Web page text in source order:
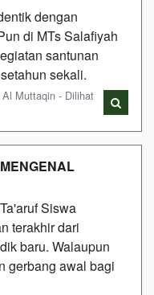
dengan
di MTs Salafiyah
santunan
sekali.
Muttaqin - Dilihat
Siswa
terakhir dari
baru. Walaupun
gerbang awal bagi